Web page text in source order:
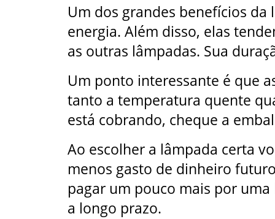
Um dos grandes benefícios da
energia. Além disso, elas
as outras lâmpadas. Sua
Um ponto interessante é que
tanto a temperatura quente
está cobrando, cheque a
Ao escolher a lâmpada certa
menos gasto de dinheiro
pagar um pouco mais por
a longo prazo.